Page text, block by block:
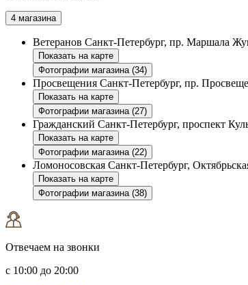
4 магазина
Ветеранов Санкт-Петербург, пр. Маршала
Показать на карте
Фотографии магазина (34)
Просвещения Санкт-Петербург, пр.
Показать на карте
Фотографии магазина (27)
Гражданский Санкт-Петербург, проспект
Показать на карте
Фотографии магазина (22)
Ломоносовская Санкт-Петербург,
Показать на карте
Фотографии магазина (38)
Отвечаем на звонки
с 10:00 до 20:00